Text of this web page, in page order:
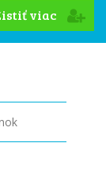
viac